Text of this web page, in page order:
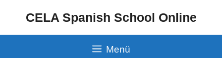
CELA Spanish School Online
Menü